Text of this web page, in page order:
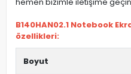
B140HAN02.1 Notebook
özellikleri:
Boyut